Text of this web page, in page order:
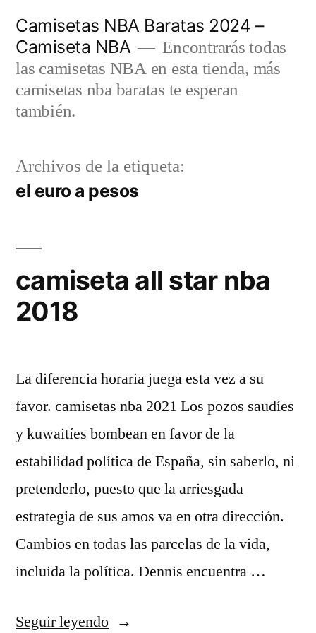
contenido
Camisetas NBA Baratas 2024 –
Camiseta NBA
Encontrarás todas
las camisetas NBA en esta tienda, más
camisetas nba baratas te esperan
también.
Archivos de la etiqueta:
el euro a pesos
camiseta all star nba
2018
La diferencia horaria juega esta vez a su
favor. camisetas nba 2021 Los pozos saudíes
y kuwaitíes bombean en favor de la
estabilidad política de España, sin saberlo, ni
pretenderlo, puesto que la arriesgada
estrategia de sus amos va en otra dirección.
Cambios en todas las parcelas de la vida,
incluida la política. Dennis encuentra …
Seguir leyendo«camiseta